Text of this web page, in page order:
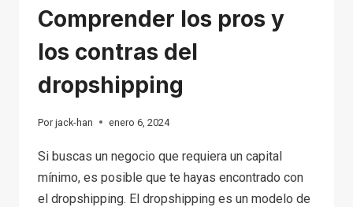
Comprender los pros y
los contras del
dropshipping
Por jack-han enero 6, 2024
Si buscas un negocio que requiera un capital
mínimo, es posible que te hayas encontrado con
el dropshipping. El dropshipping es un modelo de